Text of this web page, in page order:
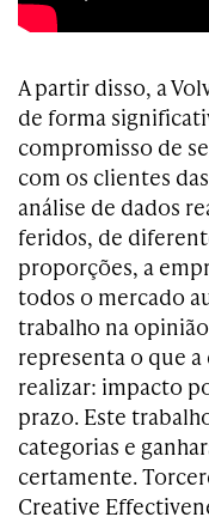
A partir disso, a
de forma
compromisso de
com os clientes
análise de dados
feridos, de
proporções, a
todos o mercado
trabalho na
representa o que
realizar: impacto
prazo. Este
categorias e
certamente.
Creative